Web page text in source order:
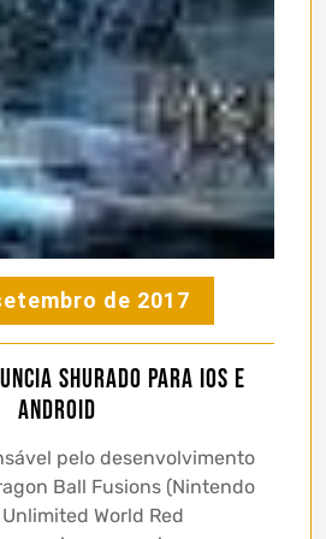
de 2017
Shurado para iOS e
Android
pelo desenvolvimento
Ball Fusions (Nintendo
World Red